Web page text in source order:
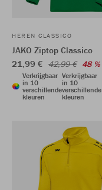
HEREN CLASSICO
JAKO Ziptop Classico
21,99 € 42,99 € 48 %
Verkrijgbaar
in 10
verschillende
kleuren
Verkrijgbaar
in 10
verschillende
kleuren